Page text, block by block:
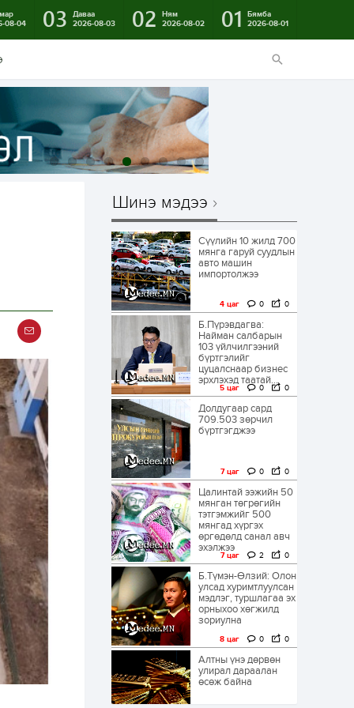
08-04
03
Даваа
2026-08-03
02
Ням
2026-08-02
01
Бямба
2026-08-01
Шинэ мэдээ
Сүүлийн 10 жилд 700
мянга гаруй суудлын
авто машин
импортолжээ
4 цаг 0 0
Б.Пүрэвдагва:
Найман салбарын
103 үйлчилгээний
бүртгэлийг
цуцалснаар бизнес
эрхлэхэд таатай...
5 цаг 0 0
Долдугаар сард
709.503 зөрчил
бүртгэгджээ
7 цаг 0 0
Цалинтай ээжийн 50
мянган төгрөгийн
тэтгэмжийг 500
мянгад хүргэх
өргөдөлд санал авч
эхэлжээ
7 цаг 2 0
Б.Түмэн-Өлзий: Олон
улсад хуримтлуулсан
мэдлэг, туршлагаа эх
орныхоо хөгжилд
зориулна
8 цаг 0 0
Алтны үнэ дөрвөн
улирал дараалан
өсөж байна